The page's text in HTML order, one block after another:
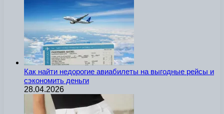
Как найти недорогие авиабилеты на выгодные рейсы и
сэкономить деньги
28.04.2026